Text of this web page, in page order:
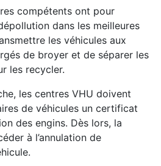
compétents ont pour
dans les meilleures
les véhicules aux
de broyer et de séparer les
les recycler.
les centres VHU doivent
de véhicules un certificat
des engins. Dès lors, la
à l’annulation de